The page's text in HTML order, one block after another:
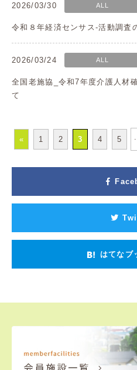
2026/03/30 ALL
令和８年経済センサス-活動調査
2026/03/24 ALL
全国老施協_令和7年度介護人材
て
« 1 2 3 4 5
はてなブ